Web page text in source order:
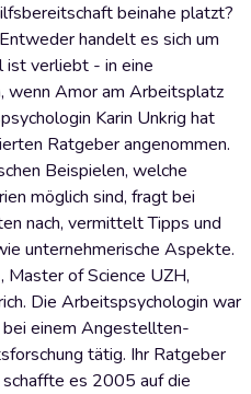
beinahe platzt?
handelt es sich um
ist verliebt - in eine
wenn Amor am Arbeitsplatz
Karin Unkrig hat
Ratgeber angenommen.
Beispielen, welche
möglich sind, fragt bei
nach, vermittelt Tipps und
unternehmerische Aspekte.
Master of Science UZH,
Die Arbeitspsychologin war
einem Angestellten-
tätig. Ihr Ratgeber
es 2005 auf die